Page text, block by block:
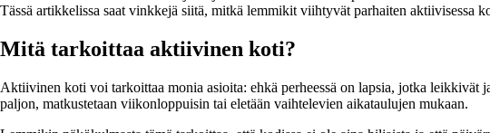
Tässä artikkelissa saat vinkkejä siitä, mitkä lemmikit viihtyvät parhaiten aktiivisessa
Mitä tarkoittaa aktiivinen koti?
Aktiivinen koti voi tarkoittaa monia asioita: ehkä perheessä on lapsia, jotka
paljon, matkustetaan viikonloppuisin tai eletään vaihtelevien aikataulujen mukaan.